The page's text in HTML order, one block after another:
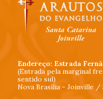
Endereço: Estrada
(Entrada pela marginal
sentido sul)
Nova Brasília - Joinville /